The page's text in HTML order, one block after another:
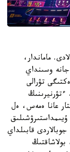
ماماندار،
جانە وسىنداي
تۋرالى
قالادى. «بولاشاق ويىندارى 2026» ءتۋرنيرىنىڭ
عانا ەمەس، ەل
قابىلداي
بولاشاقتىڭ